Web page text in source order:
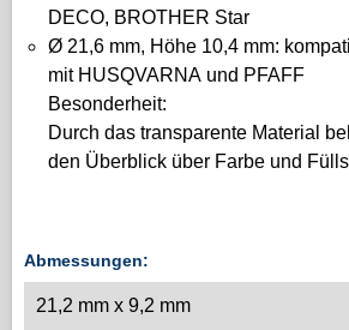
DECO, BROTHER Star
Ø 21,6 mm, Höhe 10,4 mm:
mit HUSQVARNA und PFAFF
Besonderheit:
Durch das transparente Material
den Überblick über Farbe und
Abmessungen: